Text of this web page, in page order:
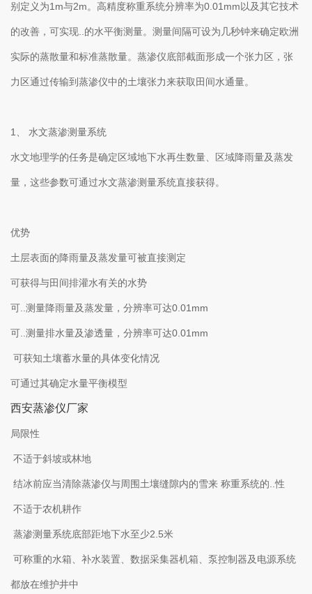
别定义为1m与2m。高精度称重系统分辨率为0.01mm以及其它技术
的改善，可实现..的水平衡测量。测量间隔可设为几秒钟来确定欧洲
实际的蒸散量和标准蒸散量。蒸渗仪底部截面形成一个张力区，张
力区通过传输到蒸渗仪中的土壤张力来获取田间水通量。
1、 水文蒸渗测量系统
水文地理学的任务是确定区域地下水再生数量、区域降雨量及蒸发
量，这些参数可通过水文蒸渗测量系统直接获得。
优势
土层表面的降雨量及蒸发量可被直接测定
可获得与田间排灌水有关的水势
可..测量降雨量及蒸发量，分辨率可达0.01mm
可..测量排水量及渗透量，分辨率可达0.01mm
可获知土壤蓄水量的具体变化情况
可通过其确定水量平衡模型
西安蒸渗仪厂家
局限性
不适于斜坡或林地
结冰前应当清除蒸渗仪与周围土壤缝隙内的雪来 称重系统的..性
不适于农机耕作
蒸渗测量系统底部距地下水至少2.5米
可称重的水箱、补水装置、数据采集器机箱、泵控制器及电源系统
都放在维护井中